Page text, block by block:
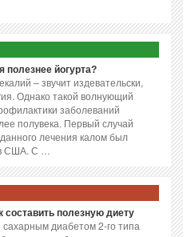
полезнее йогурта?
– звучит издевательски,
Однако такой волнующий
заболеваний
полувека. Первый случай
лечения калом был
США. С …
полезную диету
диабетом 2-го типа